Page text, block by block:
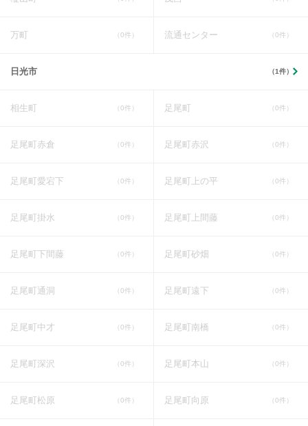
万町 （0件） 流通センター （0件）
日光市 （1件）
相生町 （0件） 足尾町 （0件）
足尾町赤倉 （0件） 足尾町赤沢 （0件）
足尾町愛宕下 （0件） 足尾町上の平 （0件）
足尾町掛水 （0件） 足尾町上間藤 （0件）
足尾町下間藤 （0件） 足尾町砂畑 （0件）
足尾町通洞 （0件） 足尾町遠下 （0件）
足尾町中才 （0件） 足尾町南橋 （0件）
足尾町深沢 （0件） 足尾町本山 （0件）
足尾町松原 （0件） 足尾町向原 （0件）